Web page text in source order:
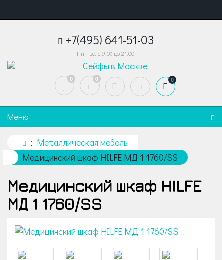
+7(495) 641-51-03
Пн - вс: с 9:00 до 21:00
0 0 0
Меню
Металлическая мебель
Медицинский шкаф HILFE МД 1 1760/SS
Медицинский шкаф HILFE
МД 1 1760/SS